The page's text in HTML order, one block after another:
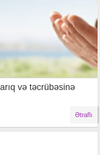
və təcrübəsinə
Ətraflı